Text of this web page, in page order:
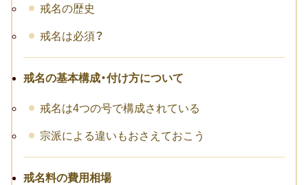
戒名の歴史
戒名は必須？
戒名の基本構成・付け方について
戒名は4つの号で構成されている
宗派による違いもおさえておこう
戒名料の費用相場